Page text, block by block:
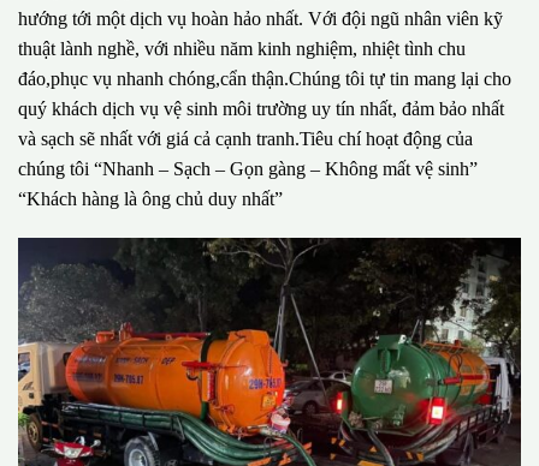
hướng tới một dịch vụ hoàn hảo nhất. Với đội ngũ nhân viên kỹ
thuật lành nghề, với nhiều năm kinh nghiệm, nhiệt tình chu
đáo,phục vụ nhanh chóng,cẩn thận.Chúng tôi tự tin mang lại cho
quý khách dịch vụ vệ sinh môi trường uy tín nhất, đảm bảo nhất
và sạch sẽ nhất với giá cả cạnh tranh.Tiêu chí hoạt động của
chúng tôi “Nhanh – Sạch – Gọn gàng – Không mất vệ sinh”
“Khách hàng là ông chủ duy nhất”